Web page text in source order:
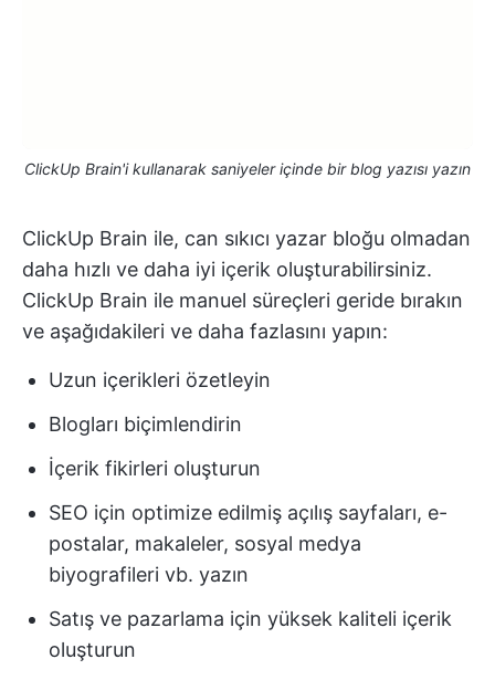
ClickUp Brain'i kullanarak saniyeler içinde bir blog yazısı yazın
ClickUp Brain ile, can sıkıcı yazar bloğu olmadan
daha hızlı ve daha iyi içerik oluşturabilirsiniz.
ClickUp Brain ile manuel süreçleri geride bırakın
ve aşağıdakileri ve daha fazlasını yapın:
Uzun içerikleri özetleyin
Blogları biçimlendirin
İçerik fikirleri oluşturun
SEO için optimize edilmiş açılış sayfaları, e-
postalar, makaleler, sosyal medya
biyografileri vb. yazın
Satış ve pazarlama için yüksek kaliteli içerik
oluşturun